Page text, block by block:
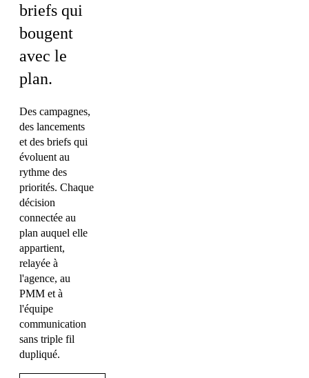
briefs qui
bougent
avec le
plan.
Des campagnes,
des lancements
et des briefs qui
évoluent au
rythme des
priorités. Chaque
décision
connectée au
plan auquel elle
appartient,
relayée à
l'agence, au
PMM et à
l'équipe
communication
sans triple fil
dupliqué.